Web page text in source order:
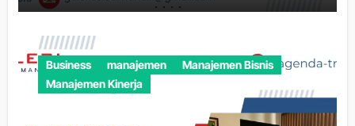
Business manajemen
Manajemen Bisnis
Manajemen Kinerja